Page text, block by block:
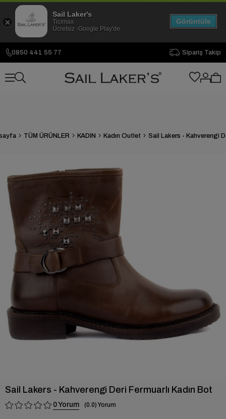
0850 441 55 77 Sipariş Takip
TÜM ÜRÜNLER KADIN Kadın Outlet
Sail Lakers - Kahverengi Deri Fermuarlı Kadın Bot
0 0.0
Sail Laker's
Ticimax
Ücretsiz -Google Play'de
Görüntüle